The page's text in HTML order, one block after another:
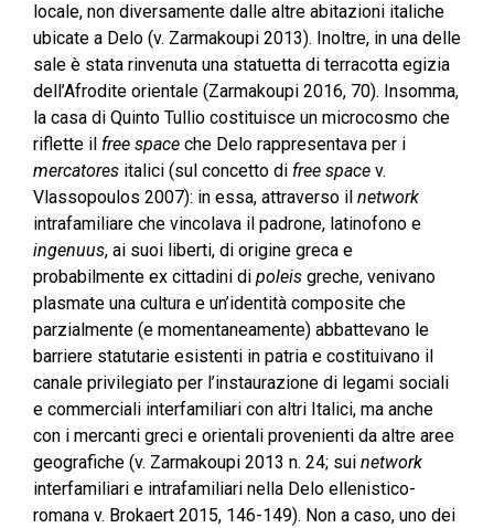
locale, non diversamente dalle altre abitazioni italiche
ubicate a Delo (v. Zarmakoupi 2013). Inoltre, in una delle
sale è stata rinvenuta una statuetta di terracotta egizia
dell’Afrodite orientale (Zarmakoupi 2016, 70). Insomma,
la casa di Quinto Tullio costituisce un microcosmo che
riflette il free space che Delo rappresentava per i
mercatores italici (sul concetto di free space v.
Vlassopoulos 2007): in essa, attraverso il network
intrafamiliare che vincolava il padrone, latinofono e
ingenuus, ai suoi liberti, di origine greca e
probabilmente ex cittadini di poleis greche, venivano
plasmate una cultura e un’identità composite che
parzialmente (e momentaneamente) abbattevano le
barriere statutarie esistenti in patria e costituivano il
canale privilegiato per l’instaurazione di legami sociali
e commerciali interfamiliari con altri Italici, ma anche
con i mercanti greci e orientali provenienti da altre aree
geografiche (v. Zarmakoupi 2013 n. 24; sui network
interfamiliari e intrafamiliari nella Delo ellenistico-
romana v. Brokaert 2015, 146-149). Non a caso, uno dei